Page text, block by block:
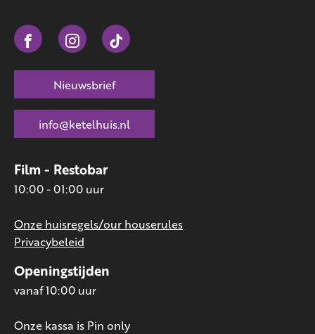
Openingstijden
vanaf 10:00 uur
Onze kassa is Pin only
Film - Restobar
10:00 - 01:00 uur
Onze huisregels/our houserules
Privacybeleid
Nieuwsbrief
info@ketelhuis.nl